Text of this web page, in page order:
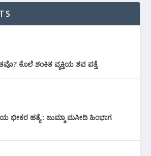
ಕೊಲೆ ಶಂಕಿತ ವ್ಯಕ್ತಿಯ ಶವ ಪತ್ತೆ
ಭೀಕರ‌ ಹತ್ಯೆ : ಜುಮ್ಮಾ ಮಸೀದಿ ಹಿಂಭಾಗ